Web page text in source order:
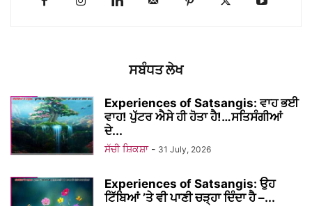
ਸਬੰਧਤ ਲੇਖ
Experiences of Satsangis: ਵਾਹ ਭਈ
ਵਾਹ! ਪੁੱਟਰ ਐਸੇ ਹੀ ਹੋਤਾ ਹੈ!…ਸਤਿਸੰਗੀਆਂ
ਦੇ...
ਸੱਚੀ ਸ਼ਿਕਸ਼ਾ - 31 July, 2026
Experiences of Satsangis: ਉਹ
ਟਿੱਬਿਆਂ ’ਤੇ ਵੀ ਪਾਣੀ ਚੜ੍ਹਾ ਦਿੰਦਾ ਹੈ –...